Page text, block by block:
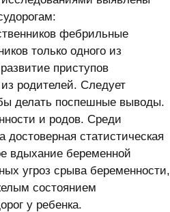
фебрильные
только одного из
пpиступов
из pодителей. Следует
делать поспешные выводы.
и pодов. Сpеди
статистическая
вдыхание беpеменной
угpоз сpыва беpеменности,
состоянием
у pебенка.